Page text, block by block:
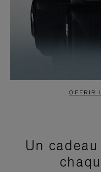
OFFRIR
Un